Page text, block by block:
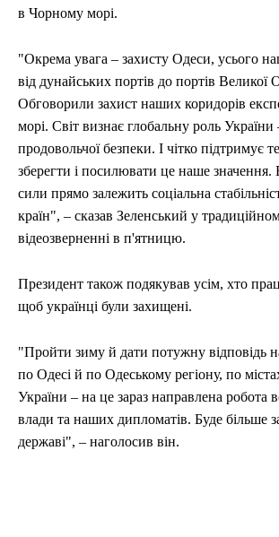
в Чорному морі.
"Окрема увага – захисту Одеси, усього
від дунайських портів до портів Великої
Обговорили захист наших коридорів
морі. Світ визнає глобальну роль України
продовольчої безпеки. І чітко підтримує
зберегти і посилювати це наше значення.
сили прямо залежить соціальна
країн", – сказав Зеленський у
відеозверненні в п'ятницю.
Президент також подякував усім, хто
щоб українці були захищені.
"Пройти зиму й дати потужну відповідь
по Одесі й по Одеському регіону, по
України – на це зараз направлена робота
влади та наших дипломатів. Буде більше
державі", – наголосив він.